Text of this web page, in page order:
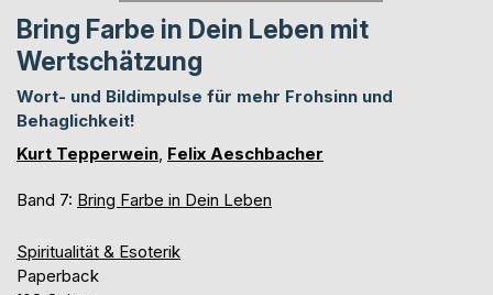
Bring Farbe in Dein Leben mit
Wertschätzung
Wort- und Bildimpulse für mehr Frohsinn und
Behaglichkeit!
Kurt Tepperwein Felix Aeschbacher
Band 7: Bring Farbe in Dein Leben
Spiritualität & Esoterik
Paperback